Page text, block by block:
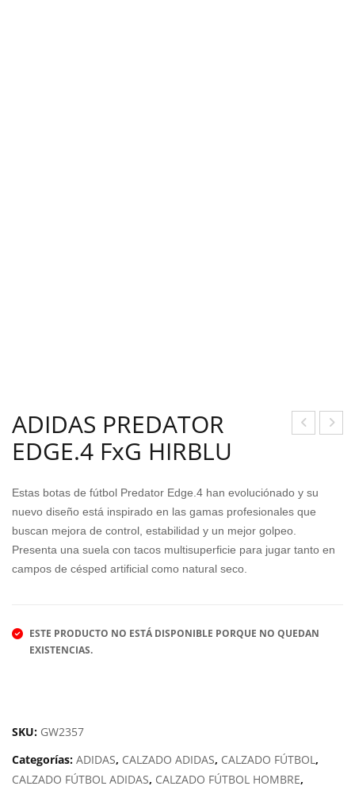
SMI
TH
FIA
NER 10
ADIDAS PREDATOR
EDGE.4 FxG HIRBLU
Estas botas de fútbol Predator Edge.4 han evoluciónado y su
nuevo diseño está inspirado en las gamas profesionales que
buscan mejora de control, estabilidad y un mejor golpeo.
Presenta una suela con tacos multisuperficie para jugar tanto en
campos de césped artificial como natural seco.
ESTE PRODUCTO NO ESTÁ DISPONIBLE PORQUE NO QUEDAN
EXISTENCIAS.
SKU: GW2357
Categorías: ADIDAS, CALZADO ADIDAS, CALZADO FÚTBOL,
CALZADO FÚTBOL ADIDAS, CALZADO FÚTBOL HOMBRE,